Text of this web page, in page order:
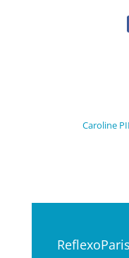
Caroline